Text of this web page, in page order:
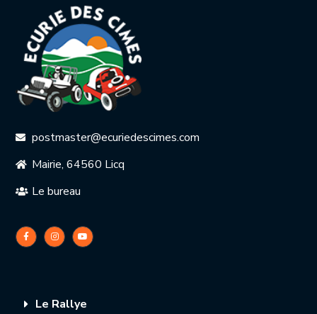
postmaster@ecuriedescimes.com
Mairie, 64560 Licq
Le bureau
Le Rallye